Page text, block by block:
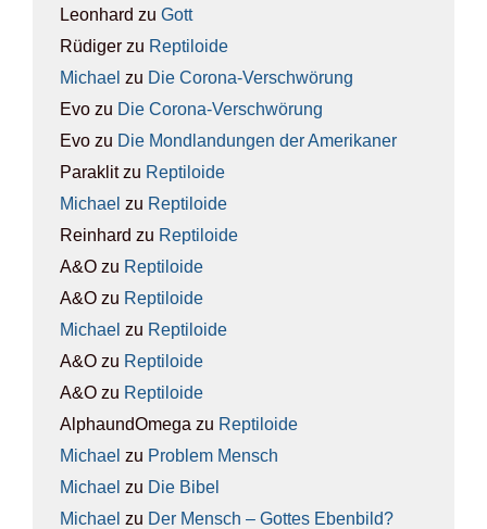
Leonhard zu Gott
Rüdiger zu Rep­ti­lo­ide
Michael zu Die Coro­na-Ver­schwö­rung
Evo zu Die Coro­na-Ver­schwö­rung
Evo zu Die Mond­lan­dun­gen der Ame­ri­ka­ner
Paraklitzu Rep­ti­lo­ide
Michael zu Rep­ti­lo­ide
Reinhard zu Rep­ti­lo­ide
A&O zu Rep­ti­lo­ide
A&O zu Rep­ti­lo­ide
Michael zu Rep­ti­lo­ide
A&O zu Rep­ti­lo­ide
A&O zu Rep­ti­lo­ide
AlphaundOmega zu Rep­ti­lo­ide
Michael zu Pro­blem Mensch
Michael zu Die Bibel
Michael zu Der Mensch – Got­tes Eben­bild?